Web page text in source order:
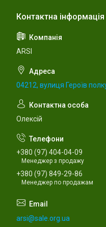
ARSI
04212, вулиця Героїв
Олексій
+380 (97) 404-04-09
Менеджер з продажу
+380 (97) 849-29-86
Менеджер по продажам
arsi@sale.org.ua